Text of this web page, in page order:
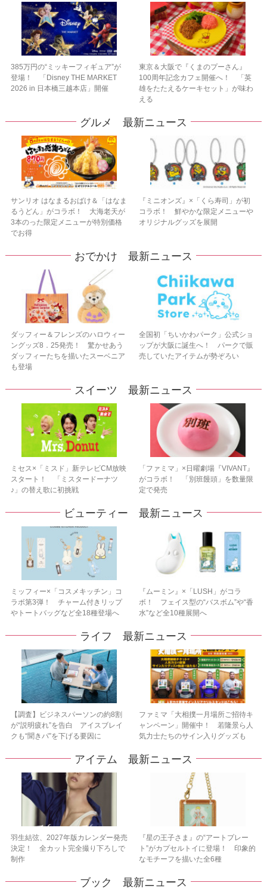
385万円の“ミッキーフィギュア”が
登場！ 「Disney THE MARKET
2026 in 日本橋三越本店」開催
東京＆大阪で『くまのプーさん』
100周年記念カフェ開催へ！ 「英
雄をたたえるケーキセット」が味わ
える
グルメ 最新ニュース
サンリオ はなまるおばけ＆「はなま
るうどん」がコラボ！ 大海老天が
3本のった限定メニューが特別価格
でお得
『ミニオンズ』×「くら寿司」が初
コラボ！ 鮮やかな限定メニューや
オリジナルグッズを展開
おでかけ 最新ニュース
ダッフィー＆フレンズのハロウィー
ングッズ8．25発売！ 驚かせあう
ダッフィーたちを描いたスーベニア
も登場
全国初「ちいかわパーク」公式ショ
ップが大阪に誕生へ！ パークで販
売していたアイテムが勢ぞろい
スイーツ 最新ニュース
ミセス×「ミスド」新テレビCM放映
スタート！ 「ミスタードーナツ
♪」の替え歌に初挑戦
「ファミマ」×日曜劇場『VIVANT』
がコラボ！ 「別班饅頭」を数量限
定で発売
ビューティー 最新ニュース
ミッフィー×「コスメキッチン」コ
ラボ第3弾！ チャーム付きリップ
やトートバッグなど全18種登場へ
『ムーミン』×「LUSH」がコラ
ボ！ フェイス型の“バスボム”や“香
水”など全10種展開へ
ライフ 最新ニュース
【調査】ビジネスパーソンの約8割
が“説明疲れ”を告白 アイスブレイ
クも“聞きパ”を下げる要因に
ファミマ「大相撲一月場所ご招待キ
ャンペーン」開催中！ 若隆景ら人
気力士たちのサイン入りグッズも
アイテム 最新ニュース
羽生結弦、2027年版カレンダー発売
決定！ 全カット完全撮り下ろしで
制作
『星の王子さま』の“アートプレー
ト”がカプセルトイに登場！ 印象的
なモチーフを描いた全6種
ブック 最新ニュース